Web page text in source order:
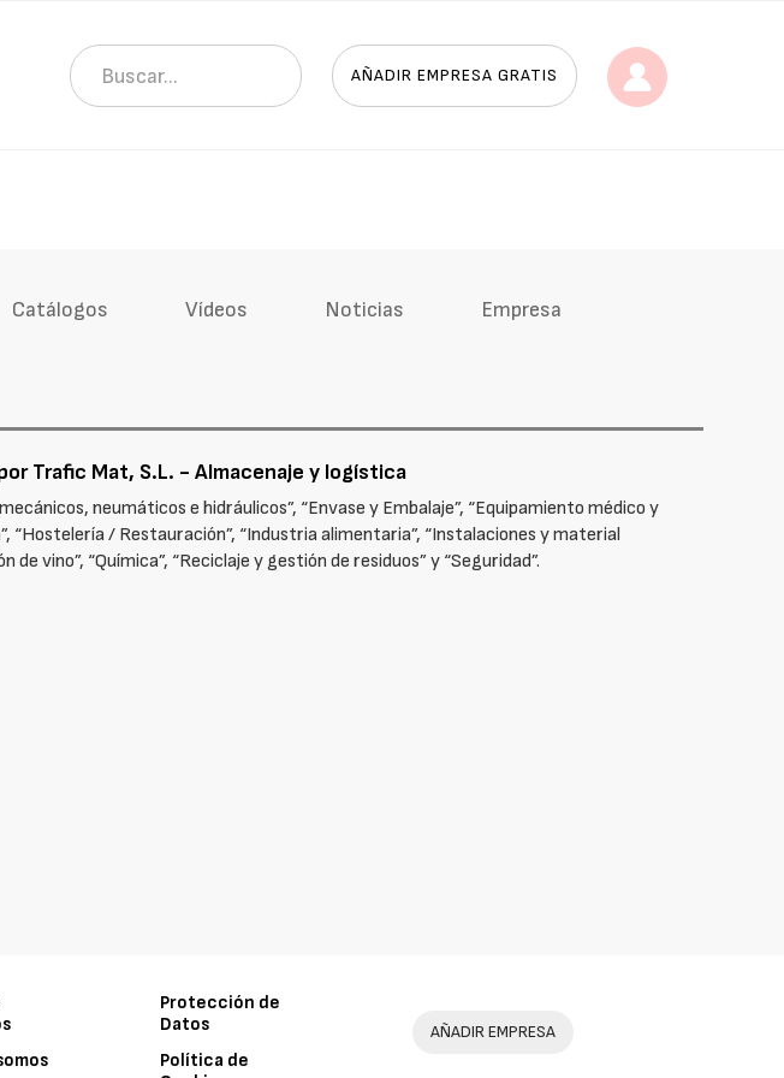
AÑADIR EMPRESA GRATIS
Catálogos Vídeos Noticias Empresa
Trafic Mat, S.L. - Almacenaje y logística
neumáticos e hidráulicos”, “Envase y Embalaje”, “Equipamiento médico y
“Hostelería / Restauración”, “Industria alimentaria”, “Instalaciones y material
vino”, “Química”, “Reciclaje y gestión de residuos” y “Seguridad”.
Protección de
Datos
Política de
AÑADIR EMPRESA